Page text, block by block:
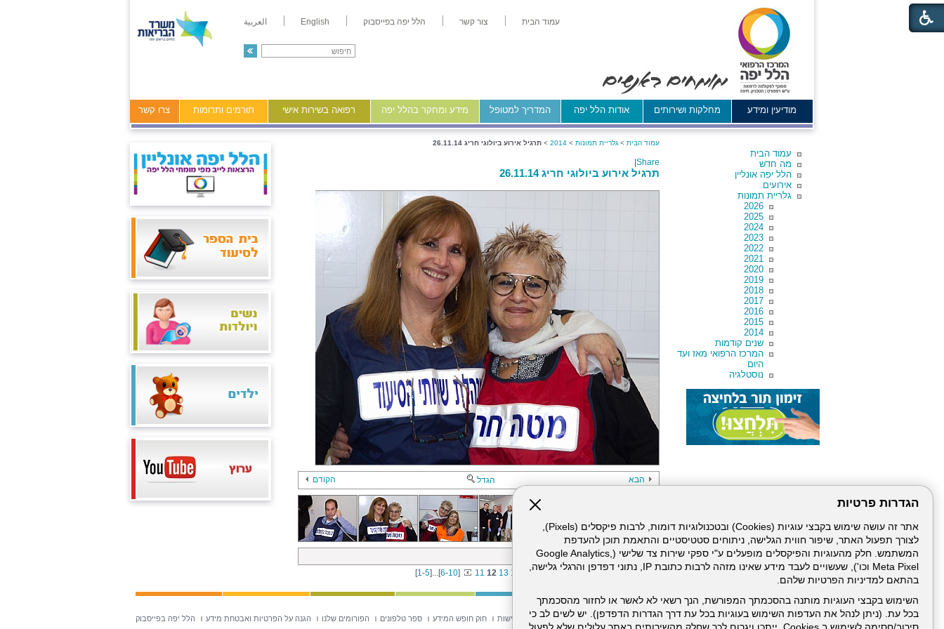
הגדרות פרטיות
אתר זה עושה שימוש בקבצי עוגיות (Cookies) ובטכנולוגיות דומות, לרבות פיקסלים (Pixels),
לצורך תפעול האתר, שיפור חווית הגלישה, ניתוחים סטטיסטיים והתאמת תוכן להעדפת
המשתמש. חלק מהעוגיות והפיקסלים מופעלים ע"י ספקי שירות צד שלישי (Google Analytics,
Meta Pixel וכו'), שעשויים לעבד מידע שאינו מזהה לרבות כתובת IP, נתוני דפדפן והרגלי גלישה,
בהתאם למדיניות הפרטיות שלהם.
השימוש בקבצי העוגיות מותנה בהסכמתך המפורשת, הנך רשאי לא לאשר או לחזור מהסכמתך
בכל עת. (ניתן לנהל את העדפות השימוש בעוגיות בכל עת דרך הגדרות הדפדפן). יש לשים לב כי
עמוד הבית צור קשר הלל יפה בפייסבוק English العربية
מודיעין ומידע מחלקות ושירותים אודות הלל יפה המדריך למטופל מידע ומחקר בהלל יפה רפואה בשירות אישי תורמים ותרומות צרו קשר
עמוד הבית
מה חדש
הלל יפה אונליין
אירועים
גלריית תמונות
2026
2025
2024
2023
2022
2021
2020
2019
2018
2017
2016
2015
2014
שנים קודמות
המרכז הרפואי מאז ועד
היום
נוסטלגיה
עמוד הבית > גלריית תמונות >
2014
> תרגיל אירוע ביולוגי חריג 26.11.14
Share
תרגיל אירוע ביולוגי חריג 26.11.14
הקודם הגדל הבא
תרגיל אירוע ביולוגי חריג 26.11.14
[1-5]...[6-10] 11 12 13 14 15
עמוד הבית תנאי שימוש באתר מפת אתר הצהרת נגישות חוק חופש המידע ספר טלפונים הפורומים שלנו הגנה על הפרטיות ואבטחת מידע הלל יפה בפייסבוק